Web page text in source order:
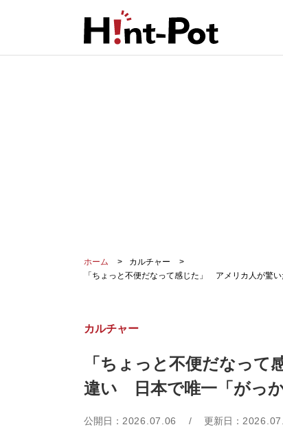
ホーム
カルチャー
「ちょっと不便だなって感じた」 アメリカ人が驚
カルチャー
「ちょっと不便だなっ
違い 日本で唯一「がっ
公開日： 2026.07.06 / 更新日：